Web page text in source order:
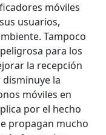
móviles
usuarios,
Tampoco
para los
la recepción
la
móviles en
por el hecho
propagan mucho